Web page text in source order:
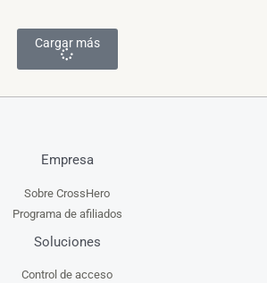
Cargar más
Empresa
Sobre CrossHero
Programa de afiliados
Soluciones
Control de acceso